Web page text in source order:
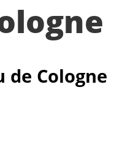
de Cologne